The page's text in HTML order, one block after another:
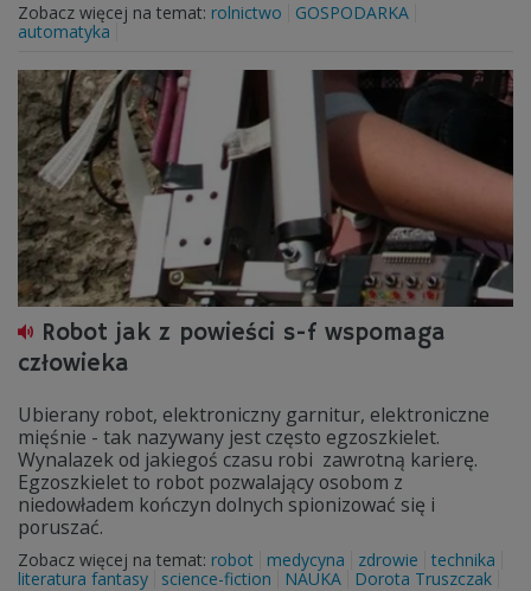
Zobacz więcej na temat: rolnictwo
GOSPODARKA
automatyka
Robot jak z powieści s-f wspomaga
człowieka
Ubierany robot, elektroniczny garnitur, elektroniczne
mięśnie - tak nazywany jest często egzoszkielet.
Wynalazek od jakiegoś czasu robi zawrotną karierę.
Egzoszkielet to robot pozwalający osobom z
niedowładem kończyn dolnych spionizować się i
poruszać.
Zobacz więcej na temat: robot medycyna zdrowie
technika
literatura fantasy
science-fiction NAUKA Dorota Truszczak